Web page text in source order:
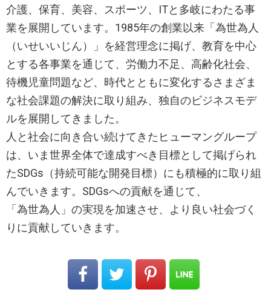
介護、保育、美容、スポーツ、ITと多岐にわたる事
業を展開しています。1985年の創業以来「為世為人
（いせいいじん）」を経営理念に掲げ、教育を中心
とする各事業を通じて、労働力不足、高齢化社会、
待機児童問題など、時代とともに変化するさまざま
な社会課題の解決に取り組み、独自のビジネスモデ
ルを展開してきました。
人と社会に向き合い続けてきたヒューマングループ
は、いま世界全体で達成すべき目標として掲げられ
たSDGs（持続可能な開発目標）にも積極的に取り組
んでいきます。SDGsへの貢献を通じて、
「為世為人」の実現を加速させ、より良い社会づく
りに貢献していきます。